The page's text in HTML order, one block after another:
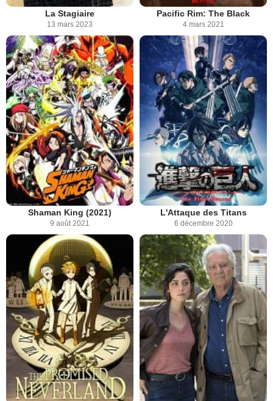
La Stagiaire
13 mars 2023
Pacific Rim: The Black
4 mars 2021
Shaman King (2021)
9 août 2021
L'Attaque des Titans
6 décembre 2020